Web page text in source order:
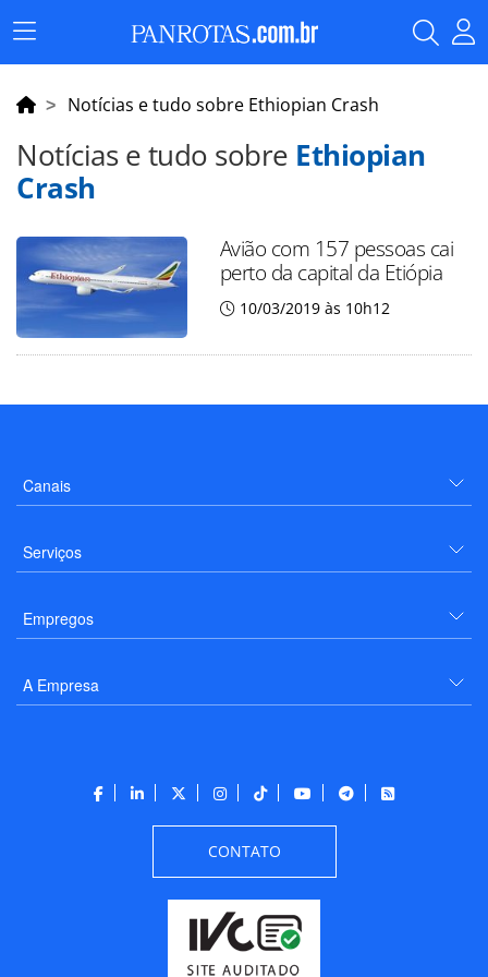
Menu
Principal
Notícias e tudo sobre Ethiopian Crash
Notícias e tudo sobre Ethiopian
Crash
Avião com 157 pessoas cai
perto da capital da Etiópia
10/03/2019 às 10h12
Canais
Serviços
Empregos
A Empresa
CONTATO